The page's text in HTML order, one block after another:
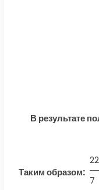
В результате
Таким образом:
22
7